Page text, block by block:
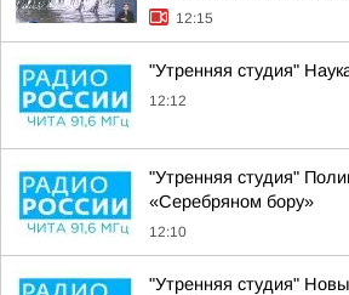
12:15
"Утренняя студия"
12:12
"Утренняя студия"
«Серебряном бору»
12:10
"Утренняя студия"